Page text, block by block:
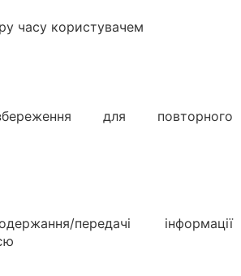
часу користувачем
для повторного
передачі інформації